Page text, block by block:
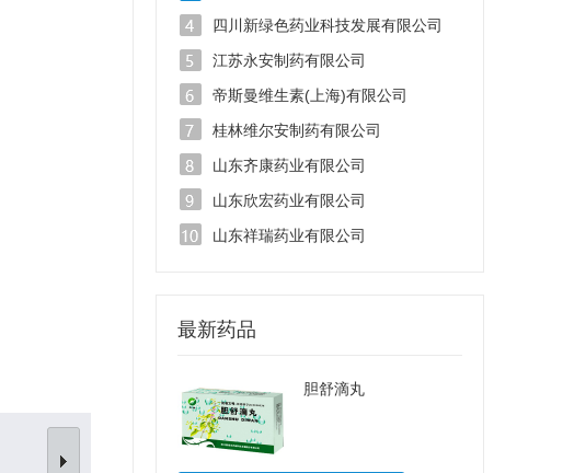
四川新绿色药业科技发展有限公司
江苏永安制药有限公司
帝斯曼维生素(上海)有限公司
桂林维尔安制药有限公司
山东齐康药业有限公司
山东欣宏药业有限公司
山东祥瑞药业有限公司
最新药品
胆舒滴丸